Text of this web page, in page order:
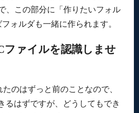
、この部分に「作りたいフォル
ォルダも一緒に作られます。
ファイルを認識しませ
のはずっと前のことなので、
るはずですが、どうしてもでき